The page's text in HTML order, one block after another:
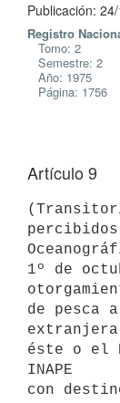
Publicación:
Registro
Tomo: 2
Semestre: 2
Año: 1975
Página: 1756
Artículo 9
1º de
de pesca
éste o el
INAPE
con